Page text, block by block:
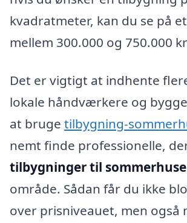
kvadratmeter, kan du se på
mellem 300.000 og 750.000
Det er vigtigt at indhente
lokale håndværkere og
at bruge tilbygning-
nemt finde professionelle,
tilbygninger til sommerhuse
område. Sådan får du ikke
over prisniveauet, men også